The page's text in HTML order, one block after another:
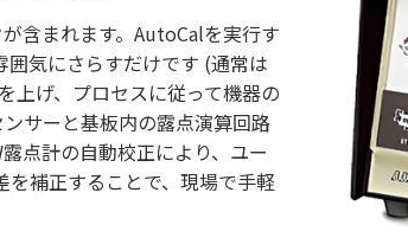
含まれます。AutoCalを実行す
気にさらすだけです (通常は
上げ、プロセスに従って機器の
サーと基板内の露点演算回路
点計の自動校正により、ユー
補正することで、現場で手軽